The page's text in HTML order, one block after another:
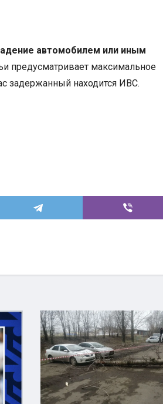
автомобилем или иным
предусматривает максимальное
задержанный находится ИВС.